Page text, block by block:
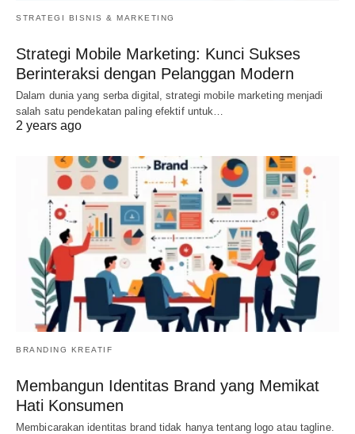
STRATEGI BISNIS & MARKETING
Strategi Mobile Marketing: Kunci Sukses
Berinteraksi dengan Pelanggan Modern
Dalam dunia yang serba digital, strategi mobile marketing menjadi
salah satu pendekatan paling efektif untuk…
2 years ago
BRANDING KREATIF
Membangun Identitas Brand yang Memikat
Hati Konsumen
Membicarakan identitas brand tidak hanya tentang logo atau tagline.